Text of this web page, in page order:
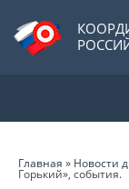
Главная » Новости
Горький», события.